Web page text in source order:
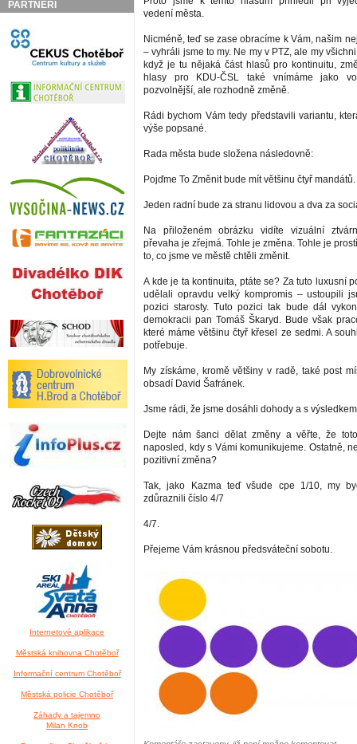
PARTNEŘI
Internetové aplikace
Městská knihovna Chotěboř
Informační centrum Chotěboř
Městská policie Chotěboř
Záhady a tajemno
Milan Knob
vedení města.
Nicméně, teď se zase obracíme k Vám, našim
– vyhráli jsme to my. Ne my v PTZ, ale my
když je tu nějaká část hlasů pro kontinuitu,
hlasy pro KDU-ČSL také vnímáme jako
pozvolnější, ale rozhodně změně.
Rádi bychom Vám tedy představili variantu,
výše popsané.
Rada města bude složena následovně:
Pojďme To Změnit bude mít většinu čtyř mandátů.
Jeden radní bude za stranu lidovou a dva za
Na přiloženém obrázku vidíte vizuální
převaha je zřejmá. Tohle je změna. Tohle je
to, co jsme ve městě chtěli změnit.
A kde je ta kontinuita, ptáte se? Za tuto luxusní
udělali opravdu velký kompromis – ustoupili
pozici starosty. Tuto pozici tak bude dál
demokracii pan Tomáš Škaryd. Bude však
které máme většinu čtyř křesel ze sedmi. A
potřebuje.
My získáme, kromě většiny v radě, také post
obsadí David Šafránek.
Jsme rádi, že jsme dosáhli dohody a s
Dejte nám šanci dělat změny a věřte, že
naposled, kdy s Vámi komunikujeme. Ostatně,
pozitivní změna?
Tak, jako Kazma teď všude cpe 1/10, my
zdůraznili číslo 4/7
4/7.
Přejeme Vám krásnou předsváteční sobotu.